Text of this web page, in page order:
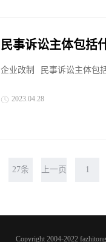
民事诉讼主体包括
企业改制 民事诉讼主体包
2023.04.28
27条 上一页 1
Copyright 2004-2022